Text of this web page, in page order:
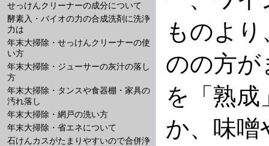
せっけんクリーナーの成分について
酵素入・バイオの力の合成洗剤に洗浄
力は
年末大掃除・せっけんクリーナーの使
い方
年末大掃除・ジューサーの灰汁の落し
方
年末大掃除・タンスや食器棚・家具の
汚れ落し
年末大掃除・網戸の洗い方
年末大掃除・省エネについて
石けんカスがたまりやすいので合併浄
ものよ
のの方が
を「熟
か、味噌